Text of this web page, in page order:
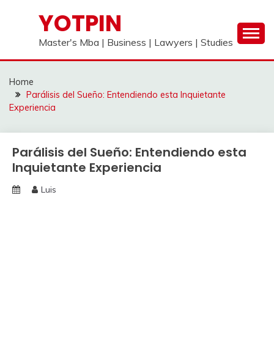
YOTPIN
Master's Mba | Business | Lawyers | Studies
Home
Parálisis del Sueño: Entendiendo esta Inquietante
Experiencia
Parálisis del Sueño: Entendiendo esta
Inquietante Experiencia
Luis